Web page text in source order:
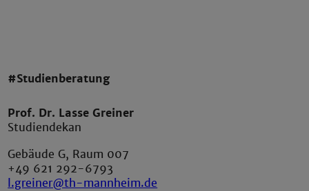
#Studienberatung
Prof. Dr. Lasse Greiner
Studiendekan
Gebäude G, Raum 007
+49 621 292-6793
l.greiner@th-mannheim.de